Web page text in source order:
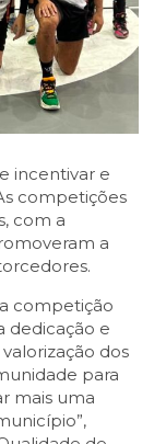
incentivar e
competições
com a
a
competição
dedicação e
dos
para
mais uma